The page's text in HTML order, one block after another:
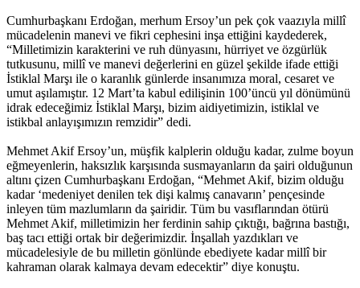
Cumhurbaşkanı Erdoğan, merhum Ersoy’un pek çok vaazıyla millî
mücadelenin manevi ve fikri cephesini inşa ettiğini kaydederek,
“Milletimizin karakterini ve ruh dünyasını, hürriyet ve özgürlük
tutkusunu, millî ve manevi değerlerini en güzel şekilde ifade ettiği
İstiklal Marşı ile o karanlık günlerde insanımıza moral, cesaret ve
umut aşılamıştır. 12 Mart’ta kabul edilişinin 100’üncü yıl dönümünü
idrak edeceğimiz İstiklal Marşı, bizim aidiyetimizin, istiklal ve
istikbal anlayışımızın remzidir” dedi.
Mehmet Akif Ersoy’un, müşfik kalplerin olduğu kadar, zulme boyun
eğmeyenlerin, haksızlık karşısında susmayanların da şairi olduğunun
altını çizen Cumhurbaşkanı Erdoğan, “Mehmet Akif, bizim olduğu
kadar ‘medeniyet denilen tek dişi kalmış canavarın’ pençesinde
inleyen tüm mazlumların da şairidir. Tüm bu vasıflarından ötürü
Mehmet Akif, milletimizin her ferdinin sahip çıktığı, bağrına bastığı,
baş tacı ettiği ortak bir değerimizdir. İnşallah yazdıkları ve
mücadelesiyle de bu milletin gönlünde ebediyete kadar millî bir
kahraman olarak kalmaya devam edecektir” diye konuştu.